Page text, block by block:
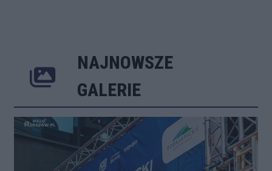
NAJNOWSZE
GALERIE